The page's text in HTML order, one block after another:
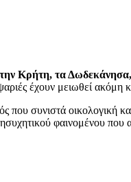
Κρήτη, τα Δωδεκάνησα,
έχουν μειωθεί ακόμη
που συνιστά οικολογική
φαινομένου